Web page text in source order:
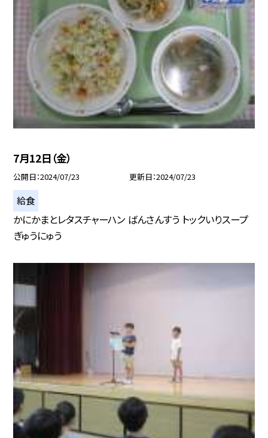
7月12日（金）
公開日 2024/07/23 更新日 2024/07/23
給食
かにかまとレタスチャーハン ばんさんすう トックいりスープ
ぎゅうにゅう